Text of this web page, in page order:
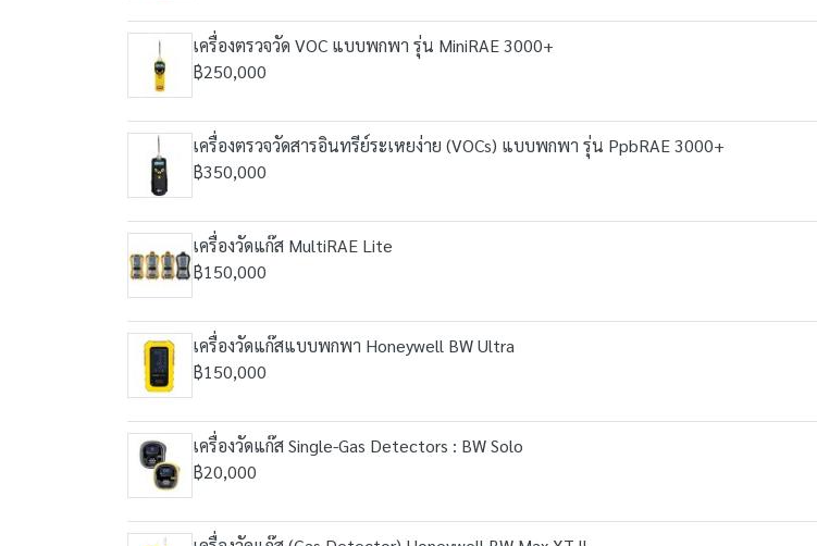
เครื่องตรวจวัด VOC แบบพกพา รุ่น MiniRAE 3000+
฿250,000
เครื่องตรวจวัดสารอินทรีย์ระเหยง่าย (VOCs) แบบพกพา รุ่น PpbRAE 3000+
฿350,000
เครื่องวัดแก๊ส MultiRAE Lite
฿150,000
เครื่องวัดแก๊สแบบพกพา Honeywell BW Ultra
฿150,000
เครื่องวัดแก๊ส Single-Gas Detectors : BW Solo
฿20,000